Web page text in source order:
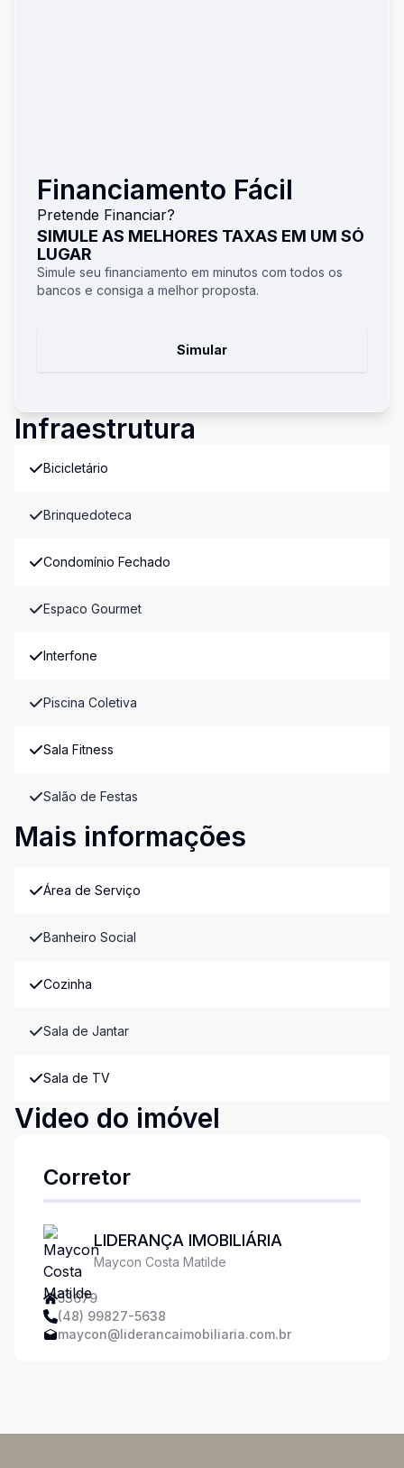
Financiamento Fácil
Pretende Financiar?
SIMULE AS MELHORES TAXAS EM UM SÓ
LUGAR
Simule seu financiamento em minutos com todos os
bancos e consiga a melhor proposta.
Simular
Infraestrutura
Bicicletário
Brinquedoteca
Condomínio Fechado
Espaco Gourmet
Interfone
Piscina Coletiva
Sala Fitness
Salão de Festas
Mais informações
Área de Serviço
Banheiro Social
Cozinha
Sala de Jantar
Sala de TV
Video do imóvel
Corretor
LIDERANÇA IMOBILIÁRIA
Maycon Costa Matilde
53679
(48) 99827-5638
maycon@liderancaimobiliaria.com.br